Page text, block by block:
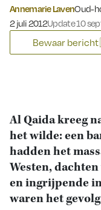
Annemarie LavenOud-
Gepubliceerd op:
2 juli 2012Update 10
Bewaar bericht
Al Qaida kreeg
het wilde: een
hadden het
Westen,
en ingrijpende
waren het